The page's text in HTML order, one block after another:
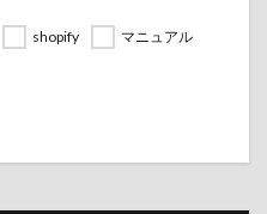
shopify
マニュアル